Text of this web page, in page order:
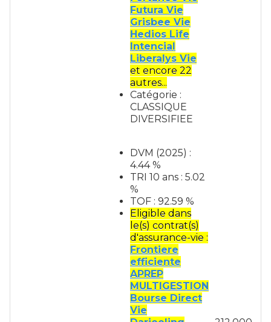
Futura Vie
Grisbee Vie
Hedios Life
Intencial
Liberalys Vie
et encore 22
autres...
Catégorie :
CLASSIQUE
DIVERSIFIEE
DVM (2025) :
4.44 %
TRI 10 ans : 5.02
%
TOF : 92.59 %
Eligible dans
le(s) contrat(s)
d'assurance-vie :
Frontiere
efficiente
APREP
MULTIGESTION
Bourse Direct
Vie